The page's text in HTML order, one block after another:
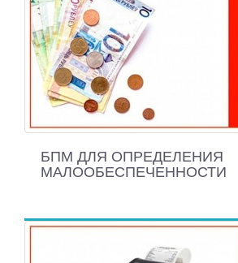
БПМ ДЛЯ ОПРЕДЕЛЕНИЯ
МАЛООБЕСПЕЧЕННОСТИ